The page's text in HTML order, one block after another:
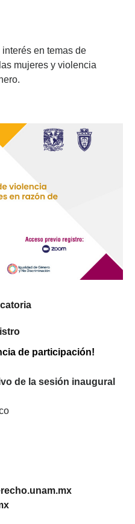
en temas de
mujeres y violencia
de participación!
de la sesión inaugural